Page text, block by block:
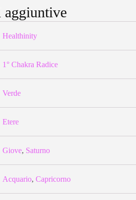
Healthinity
1° Chakra Radice
Verde
Etere
Giove, Saturno
Acquario, Capricorno